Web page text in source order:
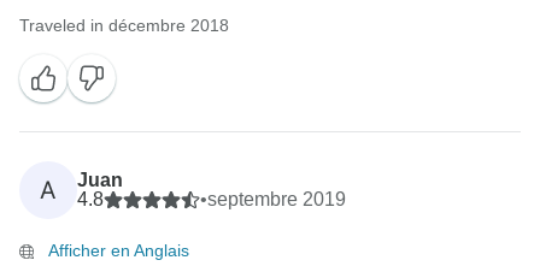
Traveled in décembre 2018
A
Juan
4.8
•septembre 2019
Afficher en Anglais